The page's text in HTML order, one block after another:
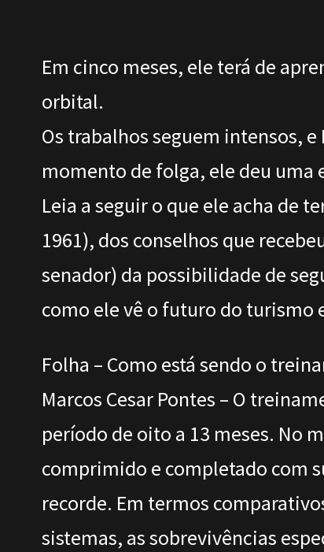
Em cinco meses, ele terá de
orbital.
Os trabalhos seguem intensos,
momento de folga, ele deu uma
Leia a seguir o que ele acha de
1961), dos conselhos que
senador) da possibilidade de
como ele vê o futuro do turismo
Folha – Como está sendo o
Marcos Cesar Pontes – O
período de oito a 13 meses. No
comprimido e completado com
recorde. Em termos
sistemas, as sobrevivências